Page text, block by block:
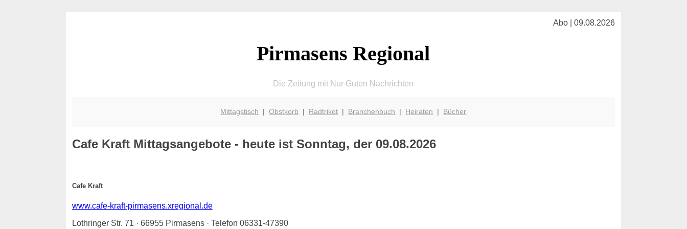
Abo | 09.08.2026
Pirmasens Regional
Die Zeitung mit Nur Guten Nachrichten
Mittagstisch |Obstkorb | Radtrikot | Branchenbuch | Heiraten | Bücher
Cafe KraftMittagsangebote - heute ist Sonntag, der 09.08.2026
Cafe Kraft
www.cafe-kraft-pirmasens.xregional.de
Lothringer Str. 71 · 66955 Pirmasens · Telefon 06331-47390